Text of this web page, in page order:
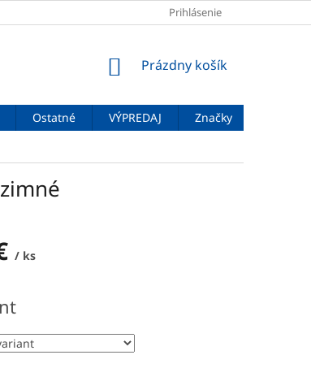
VEĽKOSTNÉ TABUĽKY
Prihlásenie
NÁKUPNÝ
Prázdny košík
Ostatné VÝPREDAJ
Značky
/ ks